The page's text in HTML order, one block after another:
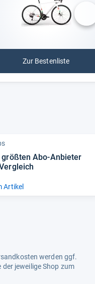
Zur Bestenliste
: Corratec
größ­ten Abo-​Anbie­ter
Artikel
werden ggf.
jeweilige Shop zum